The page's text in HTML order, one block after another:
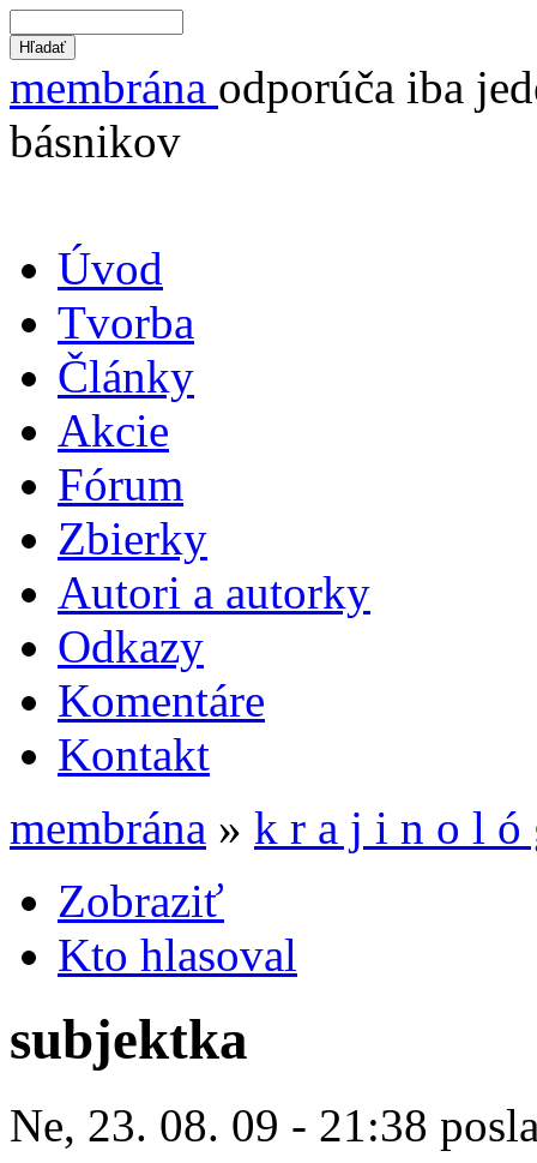
membrána odporúča iba
básnikov
Úvod
Tvorba
Články
Akcie
Fórum
Zbierky
Autori a autorky
Odkazy
Komentáre
Kontakt
membrána » k r a j i n o l ó
Zobraziť
Kto hlasoval
subjektka
Ne, 23. 08. 09 - 21:38